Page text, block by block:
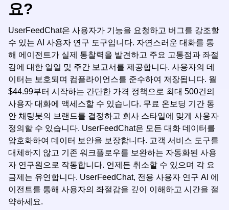
요?
UserFeedChat은 사용자가 기능을 요청하고 버그를 강조할
수 있는 AI 사용자 연구 도구입니다. 자연스러운 대화를 통
해 에이전트가 실제 통찰력을 발견하고 주요 고통점과 좌절
감에 대한 일일 및 주간 보고서를 제공합니다. 사용자의 데
이터는 보호되며 컴플라이언스를 준수하여 저장됩니다. 월
$44.99부터 시작하는 간단한 가격 정책으로 최대 500건의
사용자 대화에 액세스할 수 있습니다. 무료 온보딩 기간 동
안 채팅봇의 브랜드를 결정하고 회사 스타일에 맞게 사용자
정의할 수 있습니다. UserFeedChat은 모든 대화 데이터를
암호화하여 데이터 보안을 보장합니다. 고객 서비스 도구를
대체하지 않고 기존 워크플로우를 보완하는 자동화된 사용
자 연구원으로 작동합니다. 언제든 취소할 수 있으며 각 요
금제는 유연합니다. UserFeedChat, 전용 사용자 연구 AI 에
이전트를 통해 사용자의 좌절감을 깊이 이해하고 시간을 절
약하세요.